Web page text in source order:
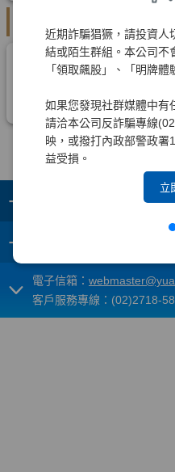
近期詐騙猖獗，請投資人
結或陌生群組。本公司不
「領取飆股」、「明牌體
如果您發現社群媒體中有
請洽本公司反詐騙專線
映，或撥打內政部警政
益受損。
立
+
+
電子信箱：
客戶服務專線：(02)2718-